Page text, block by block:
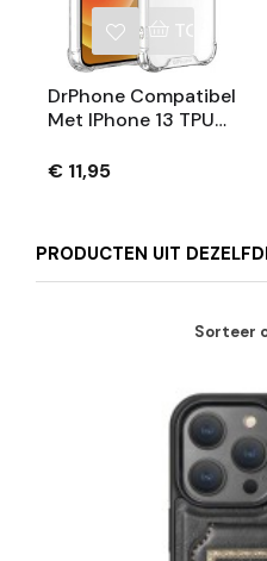
DrPhone Compatibel
Met IPhone 13 TPU
Bumper Case Met
€ 11,95
PRODUCTEN UIT
Sorteer